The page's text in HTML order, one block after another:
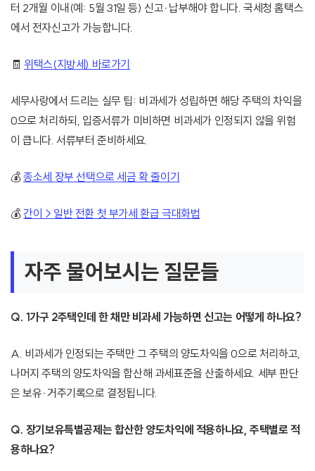
터 2개월 이내(예: 5월 31일 등) 신고·납부해야 합니다. 국세청 홈택스
에서 전자신고가 가능합니다.
🧾 위택스(지방세) 바로가기
세무사랑에서 드리는 실무 팁: 비과세가 성립하면 해당 주택의 차익을
0으로 처리하되, 입증서류가 미비하면 비과세가 인정되지 않을 위험
이 큽니다. 서류부터 준비하세요.
💰종소세 장부 선택으로 세금 확 줄이기
💰간이→일반 전환 첫 부가세 환급 극대화법
자주 물어보시는 질문들
Q. 1가구 2주택인데 한 채만 비과세 가능하면 신고는 어떻게 하나요?
A. 비과세가 인정되는 주택만 그 주택의 양도차익을 0으로 처리하고,
나머지 주택의 양도차익을 합산해 과세표준을 산출하세요. 세부 판단
은 보유·거주기록으로 결정됩니다.
Q. 장기보유특별공제는 합산한 양도차익에 적용하나요, 주택별로 적
용하나요?